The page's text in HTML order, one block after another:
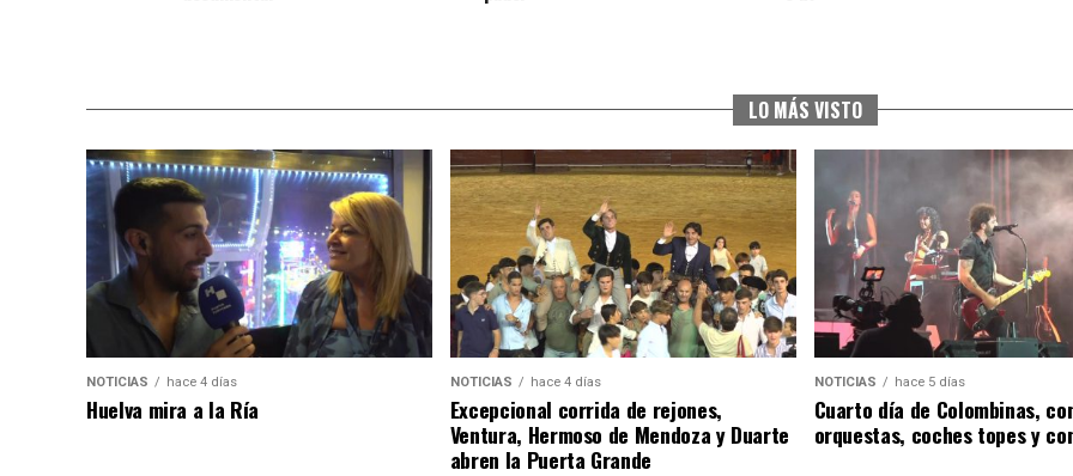
LO MÁS VISTO
NOTICIAS hace 4 días
Huelva mira a la Ría
NOTICIAS hace 4 días
Excepcional corrida de rejones,
Ventura, Hermoso de Mendoza y Duarte
abren la Puerta Grande
NOTICIAS hace 5 días
Cuarto día de Colombinas,
orquestas, coches topes y